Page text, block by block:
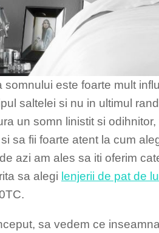
somnului este foarte mult
saltelei si nu in ultimul
un somn linistit si
sa fii foarte atent la cum
azi am ales sa iti oferim
sa alegi lenjerii de pat de
sa vedem ce